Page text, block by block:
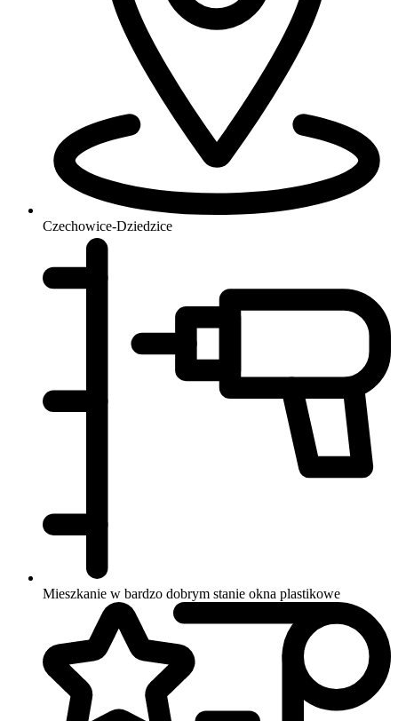
Czechowice-Dziedzice
Mieszkanie w bardzo dobrym stanie okna plastikowe